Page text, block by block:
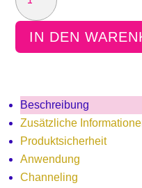
KUGEL
DIAMANT
MENGE
IN DEN
Beschreibung
Zusätzliche
Produktsicherheit
Anwendung
Channeling